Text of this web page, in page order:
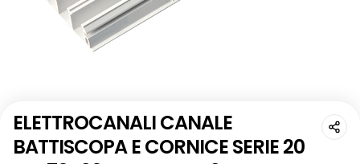
ELETTROCANALI CANALE
BATTISCOPA E CORNICE SERIE 20